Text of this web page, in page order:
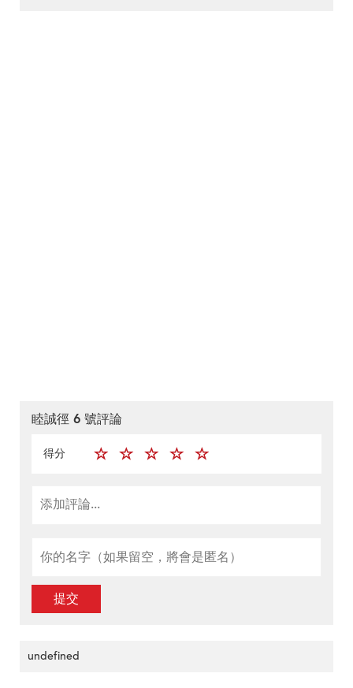
睦誠徑 6 號評論
得分
提交
undefined